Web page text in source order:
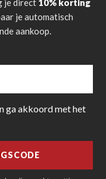
je direct 10% korting
je automatisch
aankoop.
ga akkoord met het